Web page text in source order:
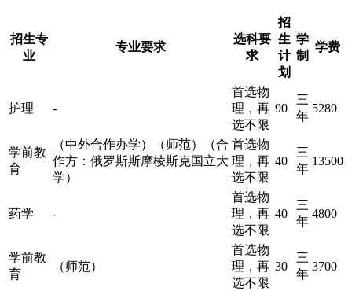
招生专
业
专业要求
选科要
求
招
生
计
划
学
制
学费
护理 -
首选物
理，再
选不限
90
三
年
5280
学前教
育
（中外合作办学）（师范）（合
作方：俄罗斯斯摩棱斯克国立大
学）
首选物
理，再
选不限
40
三
年
13500
药学 -
首选物
理，再
选不限
40
三
年
4800
学前教
育
（师范）
首选物
理，再
选不限
30
三
年
3700